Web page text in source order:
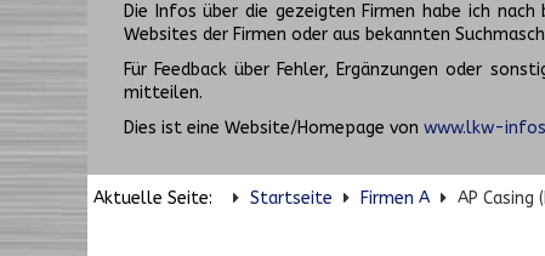
Die Infos über die gezeigten Firmen habe ich
Websites der Firmen oder aus bekannten
Für Feedback über Fehler, Ergänzungen oder
mitteilen.
Dies ist eine Website/Homepage von www.lkw-
Aktuelle Seite: Startseite Firmen A AP Casing